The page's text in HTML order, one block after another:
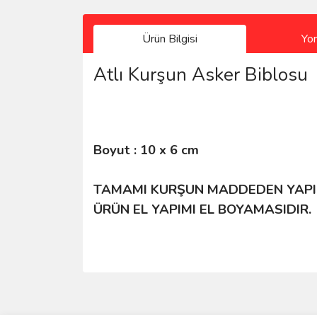
Ürün Bilgisi
Atlı Kurşun Asker Biblosu
Boyut : 10 x 6 cm
TAMAMI KURŞUN MADDEDEN
ÜRÜN EL YAPIMI EL BOYAMASIDIR.